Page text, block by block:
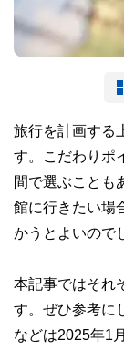
旅行を計画する
す。こだわりポ
間で選ぶことも
館に行きたい場
かうとよいので
本記事ではそれ
す。ぜひ参考に
などは2025年1